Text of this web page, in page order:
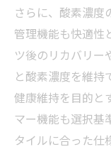
酸素カ
酸素カ
酸素カ
家庭用
酸素カ
ト
さらに、酸素濃度
管理機能も快適性
ツ後のリカバリー
と酸素濃度を維持
健康維持を目的と
マー機能も選択基
タイルに合った仕